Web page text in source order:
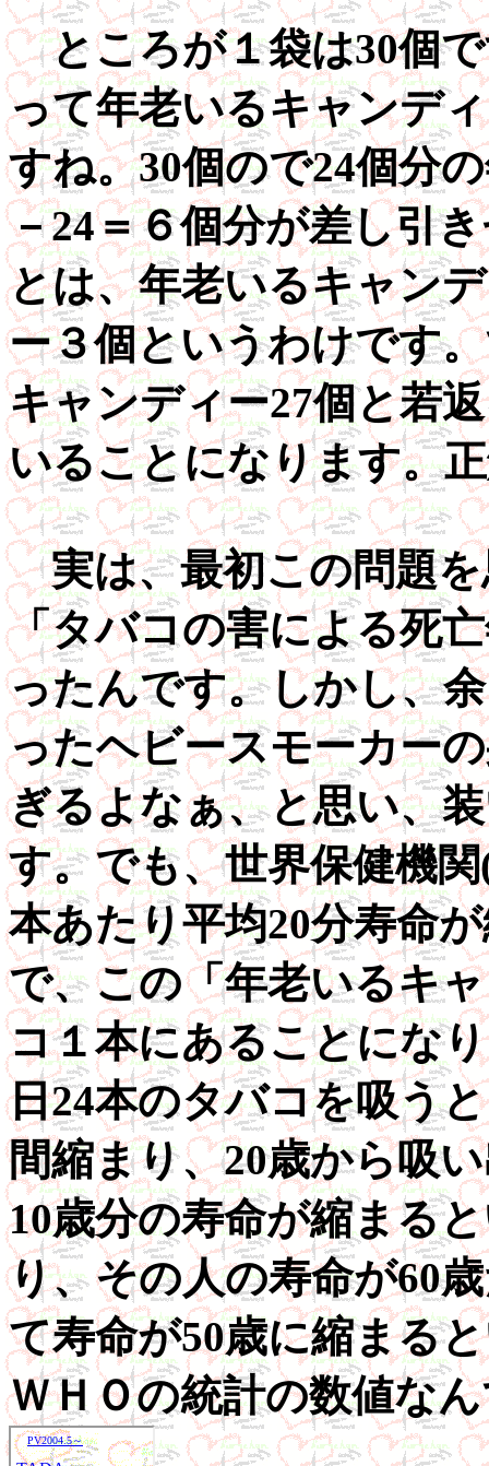
ところが１袋は30個で
って年老いるキャンデ
すね。30個ので24個分
－24＝６個分が差し引
とは、年老いるキャン
ー３個というわけです
キャンディー27個と若
いることになります。
実は、最初この問題を
「タバコの害による死
ったんです。しかし、
ったヘビースモーカー
ぎるよなぁ、と思い、
す。でも、世界保健機
本あたり平均20分寿命
で、この「年老いるキ
コ１本にあることにな
日24本のタバコを吸う
間縮まり、20歳から吸
10歳分の寿命が縮まる
り、その人の寿命が60
て寿命が50歳に縮まる
ＷＨＯの統計の数値な